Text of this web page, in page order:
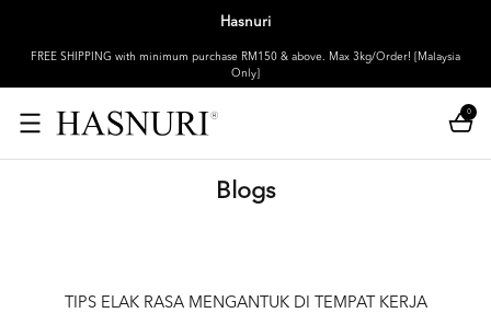
Hasnuri
FREE SHIPPING with minimum purchase RM150 & above. Max 3kg/Order! [Malaysia
Only]
0
Blogs
TIPS ELAK RASA MENGANTUK DI TEMPAT KERJA